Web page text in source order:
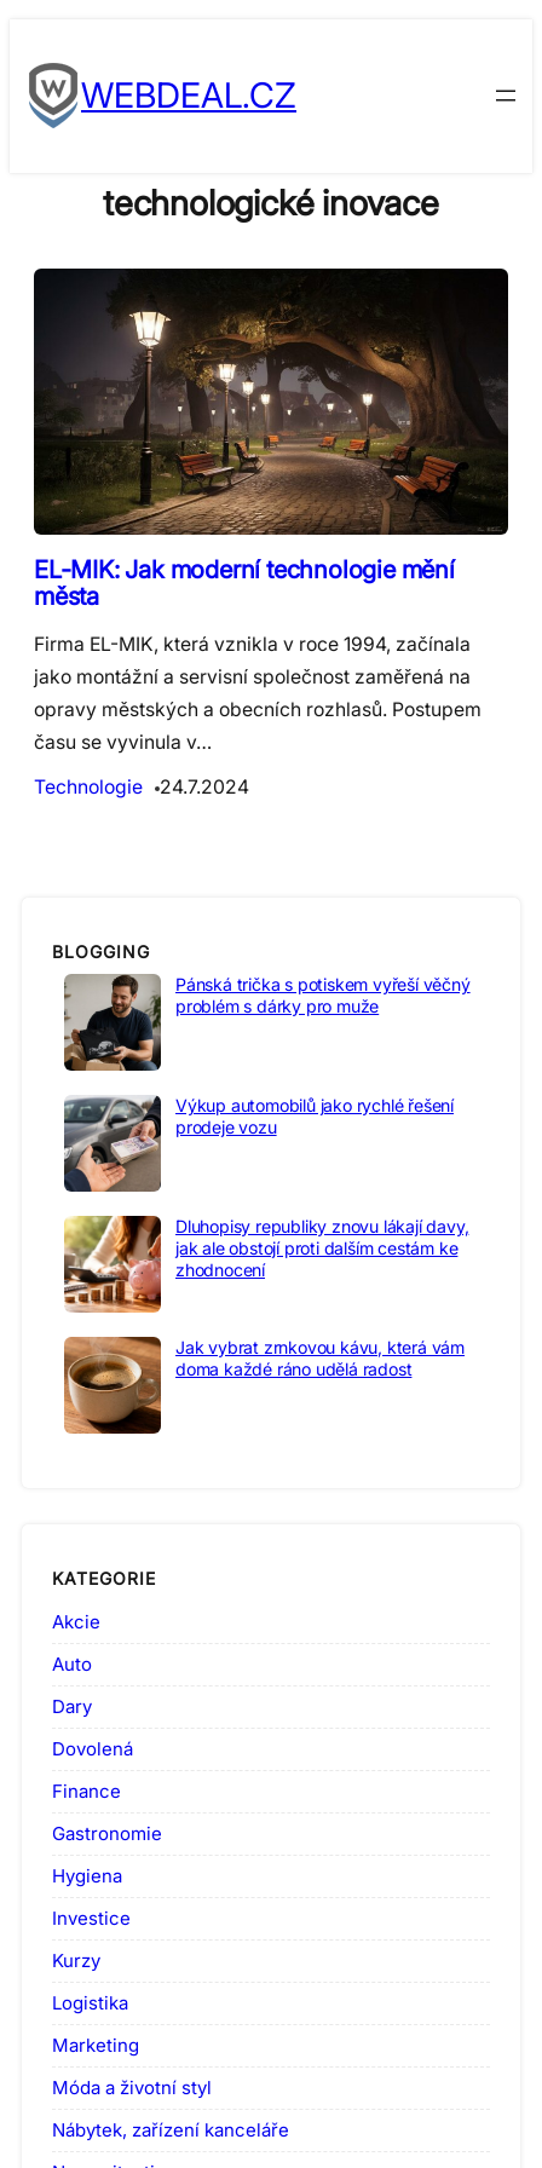
to
contentWEBDEAL.CZ
technologické inovace
EL-MIK: Jak moderní technologie mění
města
Firma EL-MIK, která vznikla v roce 1994, začínala
jako montážní a servisní společnost zaměřená na
opravy městských a obecních rozhlasů. Postupem
času se vyvinula v…
Technologie
24.7.2024
BLOGGING
Pánská trička s potiskem vyřeší věčný
problém s dárky pro muže
Výkup automobilů jako rychlé řešení
prodeje vozu
Dluhopisy republiky znovu lákají davy,
jak ale obstojí proti dalším cestám ke
zhodnocení
Jak vybrat zrnkovou kávu, která vám
doma každé ráno udělá radost
KATEGORIE
Akcie
Auto
Dary
Dovolená
Finance
Gastronomie
Hygiena
Investice
Kurzy
Logistika
Marketing
Móda a životní styl
Nábytek, zařízení kanceláře